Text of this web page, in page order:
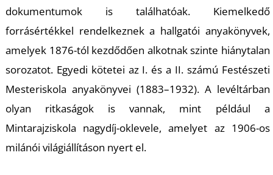
dokumentumok
is találhatóak. Kiemelkedő
forrásértékkel rendelkeznek a hallgatói anyakönyvek,
amelyek1876-tól kezdődően alkotnak szinte hiánytalan
sorozatot. Egyedi kötetei az I. és a II. számú Festészeti
Mesteriskola anyakönyvei (1883–1932). A levéltárban
olyan ritkaságok is vannak, mint például a
Mintarajziskola nagydíj-oklevele, amelyet az 1906-os
milánói világiállításon nyert el.